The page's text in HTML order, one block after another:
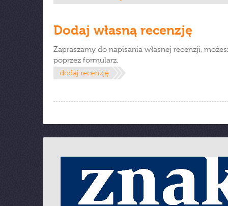
Dodaj własną recenzję
Zapraszamy do napisania własnej recenzji,
poprzez formularz.